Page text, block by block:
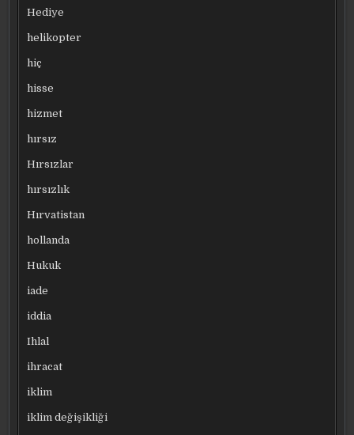
Hediye
helikopter
hiç
hisse
hizmet
hırsız
Hırsızlar
hırsızlık
Hırvatistan
hollanda
Hukuk
iade
iddia
Ihlal
ihracat
iklim
iklim değişikliği